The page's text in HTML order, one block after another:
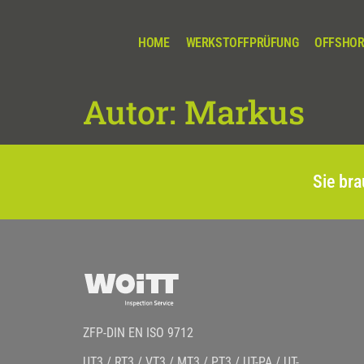
HOME WERKSTOFFPRÜFUNG
Autor: Markus
Sie
ZFP-DIN EN ISO 9712